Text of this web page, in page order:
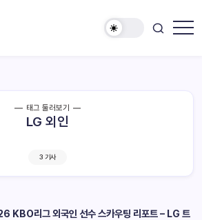
태그 둘러보기
LG 외인
3 기사
KBO리그 외국인 선수 스카우팅 리포트 – LG 트